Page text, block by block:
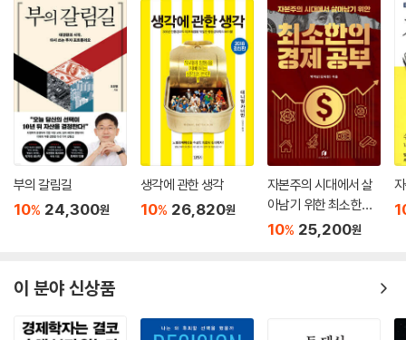
에서
GDP는 딱딱하게 쌓인 견고한 벽돌보다는 일정 기간 흐름을 측정하는 유
량의 개념으로 접근해야 합니다. 수도꼭지를 틀고 배수구를 열어 놓은 욕
조를 생각해보세요. 수도꼭지에서 흘러나오는 물이 바로 GDP입니다. 욕
조에 담긴 물은 그 나라의 부이며, 배수구로 새어나가는 물은 감가상각 등
가치의 손실과 유출을 뜻합니다. 부의 유출이 GDP를 초과하지 않는 한, 그
나라의 부는 지속적으로 증가합니다.
--- p.244, 「국가 경제를 측정하는 법: GDP가 말해주는 것들」 중에서
수요 견인 인플레이션은 대부분 소득이나 자산이 늘어나 소비가 늘 때 발
생합니다. 코로나19 시기에 미국 정부가 재난지원금을 풀고 가계 대출이
면 과도한 소비를 억제해야 합니다. 정부는 세금을 올리거나 재정지출을
수준으로 낮추는 조치가 필요합니다. 그러나 정부가 방만한 재정 정책을
별에 현명하게 대처하는 요령까지 얻을 수 있을 것이다. 이 모든 지식은 단
순한 이론이 아닌, 배운 즉시 당장 활용할 수 있는 실전 도구로 제시된다.
이 책의 가장 큰 특징은 ‘접근성’과 ‘실용성’이다. 경제 용어와 개념을 크게
네 주제로 나누고 주제마다 독립적인 소주제를 배치해 관심 있는 부분부터
읽을 수 있다. 경제 이해에 반드시 필요한 핵심 개념을 친절한 맥락과 함께
담았기에 짧은 시간에 완결된 지식을 얻을 수 있다. 또한 이론에 그치지 않
고 실제 투자와 소비 결정에 어떻게 적용할 수 있는지 구체적인 방향을 제
시한다.
실생활에 접목된 예시를 읽다 보면 경제가 내 삶을 어떻게 바꾸는지 명확
미래를 설계할 통찰력을 기르는 과정이다. 위기의 시대일수록 가치를 읽고
판단하는 날카로운 눈을 길러야 한다.
여러 경제적 변수와 변화를 이해하면 나의 씀씀이와 투자처가 바뀔 뿐만
아니라 삶의 방향도 돌아보고 조율하게 된다.
이 책은 독자들의 경제 문해력을 키워주기 위한 유용한 방향키가 될 것이
다. 경제학의 기초 개념부터 미시경제와 거시경제, 최신 이슈와 트렌드까
지 폭넓은 주제를 간결하고 친절하게 설명한 덕분에 경제 초보자나 문외한
도 자연스럽게 익히고 파악할 수 있다. 낯선 개념이 많은 경제학의 특성상
한 번에 쓱 훑을 수 있는 쉬운 책은 아니지만, 손 닿는 곳에 두고 하루에 한
두 주제씩 읽는다면 경제학의 기초 체력을 다지기에 이보다 더 좋은 책을
찾기는 어려울 것이다.
독자들이 이 책과 함께 낯선 경제학의 세상에서 재미를 느끼기 바란다.
부의 갈림길
10% 24,300원
생각에 관한 생각
10% 26,820원
자본주의 시대에서 살
아남기 위한 최소한의
경제 공부
10% 25,200원
이 분야 신상품